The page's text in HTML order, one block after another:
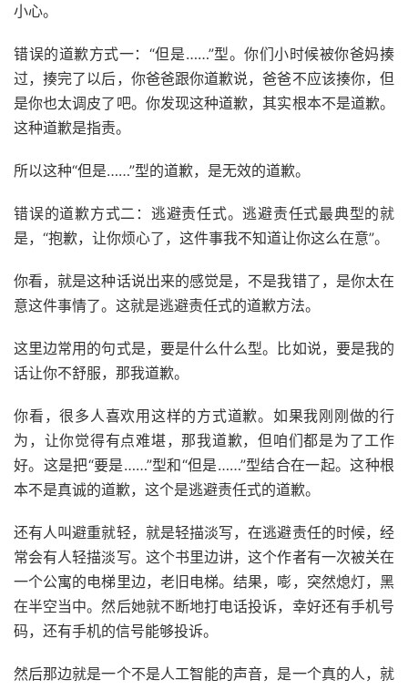
小心。
错误的道歉方式一：“但是……”型。你们小时候被你爸妈揍
过，揍完了以后，你爸爸跟你道歉说，爸爸不应该揍你，但
是你也太调皮了吧。你发现这种道歉，其实根本不是道歉。
这种道歉是指责。
所以这种“但是……”型的道歉，是无效的道歉。
错误的道歉方式二：逃避责任式。逃避责任式最典型的就
是，“抱歉，让你烦心了，这件事我不知道让你这么在意”。
你看，就是这种话说出来的感觉是，不是我错了，是你太在
意这件事情了。这就是逃避责任式的道歉方法。
这里边常用的句式是，要是什么什么型。比如说，要是我的
话让你不舒服，那我道歉。
你看，很多人喜欢用这样的方式道歉。如果我刚刚做的行
为，让你觉得有点难堪，那我道歉，但咱们都是为了工作
好。这是把“要是……”型和“但是……”型结合在一起。这种根
本不是真诚的道歉，这个是逃避责任式的道歉。
还有人叫避重就轻，就是轻描淡写，在逃避责任的时候，经
常会有人轻描淡写。这个书里边讲，这个作者有一次被关在
一个公寓的电梯里边，老旧电梯。结果，嘭，突然熄灯，黑
在半空当中。然后她就不断地打电话投诉，幸好还有手机号
码，还有手机的信号能够投诉。
然后那边就是一个不是人工智能的声音，是一个真的人，就